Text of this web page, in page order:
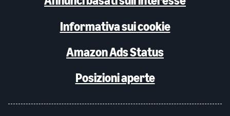
Informativa sui cookie
Amazon Ads Status
Posizioni aperte